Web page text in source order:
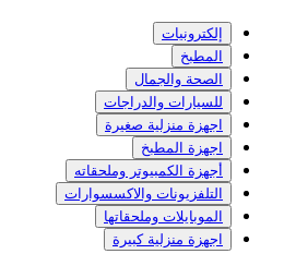
إلكترونيات
المطبخ
الصحة والجمال
للسيارات والدراجات
اجهزة منزلية صغيرة
اجهزة المطبخ
أجهزة الكمبيوتر وملحقاته
التلفزيونات والاكسسوارات
الموبايلات وملحقاتها
اجهزة منزلية كبيرة